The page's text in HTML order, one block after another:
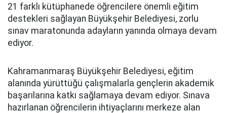
21 farklı kütüphanede öğrencilere önemli eğitim
destekleri sağlayan Büyükşehir Belediyesi, zorlu
sınav maratonunda adayların yanında olmaya devam
ediyor.
Kahramanmaraş Büyükşehir Belediyesi, eğitim
alanında yürüttüğü çalışmalarla gençlerin akademik
başarılarına katkı sağlamaya devam ediyor. Sınava
hazırlanan öğrencilerin ihtiyaçlarını merkeze alan